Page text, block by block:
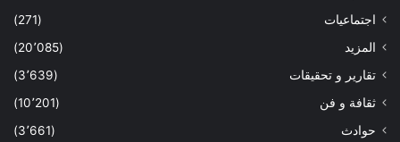
اجتماعيات
(271)
المزيد
(20٬085)
تقارير و تحقيقات
(3٬639)
ثقافة و فن
(10٬201)
حوادث
(3٬661)